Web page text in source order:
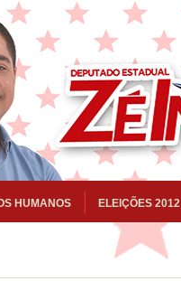
HUMANOS ELEIÇÕES 2012